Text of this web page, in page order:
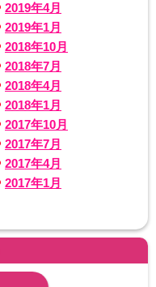
2019年4月
2019年1月
2018年10月
2018年7月
2018年4月
2018年1月
2017年10月
2017年7月
2017年4月
2017年1月